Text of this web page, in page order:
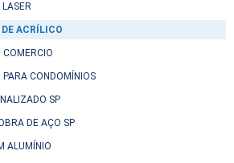
ACRÍLICO
COMERCIO
CONDOMÍNIOS
SP
DE AÇO SP
ALUMÍNIO